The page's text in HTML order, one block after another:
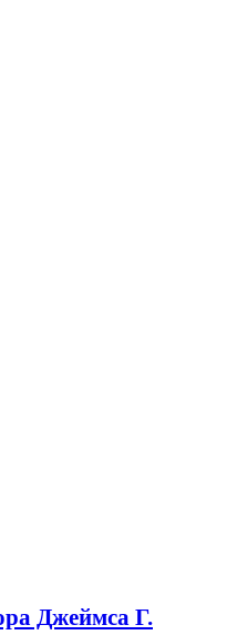
Джеймса Г.